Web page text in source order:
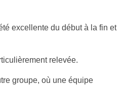
excellente du début à la fin et
relevée.
groupe, où une équipe